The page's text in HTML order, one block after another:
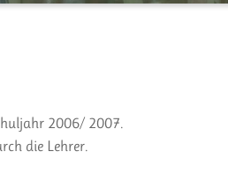
2006/ 2007.
die Lehrer.